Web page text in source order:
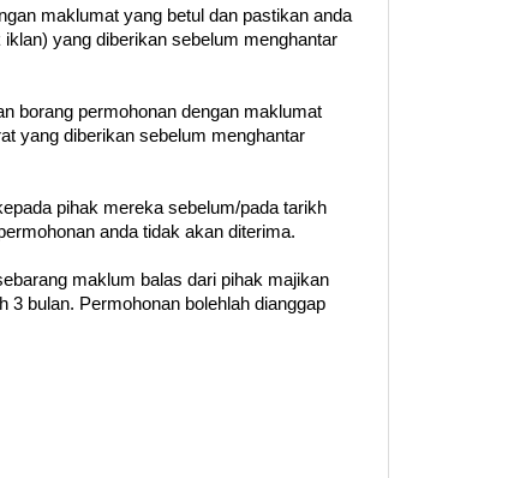
maklumat yang betul dan pastikan anda
yang diberikan sebelum menghantar
borang permohonan dengan maklumat
yang diberikan sebelum menghantar
pihak mereka sebelum/pada tarikh
anda tidak akan diterima.
maklum balas dari pihak majikan
3 bulan. Permohonan bolehlah dianggap